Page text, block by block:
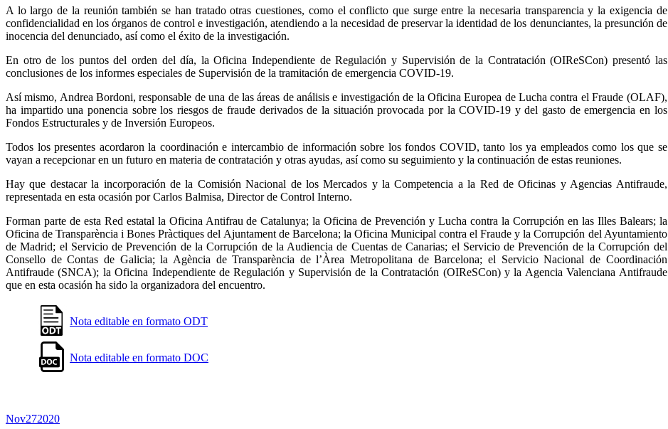
A lo largo de la reunión también se han tratado otras cuestiones, como el conflicto que surge entre la necesaria transparencia y la exigencia de
confidencialidad en los órganos de control e investigación, atendiendo a la necesidad de preservar la identidad de los denunciantes, la presunción de
inocencia del denunciado, así como el éxito de la investigación.
En otro de los puntos del orden del día, la Oficina Independiente de Regulación y Supervisión de la Contratación (OIReSCon) presentó las
conclusiones de los informes especiales de Supervisión de la tramitación de emergencia COVID-19.
Así mismo, Andrea Bordoni, responsable de una de las áreas de análisis e investigación de la Oficina Europea de Lucha contra el Fraude (OLAF),
ha impartido una ponencia sobre los riesgos de fraude derivados de la situación provocada por la COVID-19 y del gasto de emergencia en los
Fondos Estructurales y de Inversión Europeos.
Todos los presentes acordaron la coordinación e intercambio de información sobre los fondos COVID, tanto los ya empleados como los que se
vayan a recepcionar en un futuro en materia de contratación y otras ayudas, así como su seguimiento y la continuación de estas reuniones.
Hay que destacar la incorporación de la Comisión Nacional de los Mercados y la Competencia a la Red de Oficinas y Agencias Antifraude,
representada en esta ocasión por Carlos Balmisa, Director de Control Interno.
Forman parte de esta Red estatal la Oficina Antifrau de Catalunya; la Oficina de Prevención y Lucha contra la Corrupción en las Illes Balears; la
Oficina de Transparència i Bones Pràctiques del Ajuntament de Barcelona; la Oficina Municipal contra el Fraude y la Corrupción del Ayuntamiento
de Madrid; el Servicio de Prevención de la Corrupción de la Audiencia de Cuentas de Canarias; el Servicio de Prevención de la Corrupción del
Consello de Contas de Galicia; la Agència de Transparència de l’Àrea Metropolitana de Barcelona; el Servicio Nacional de Coordinación
Antifraude (SNCA); la Oficina Independiente de Regulación y Supervisión de la Contratación (OIReSCon) y la Agencia Valenciana Antifraude
que en esta ocasión ha sido la organizadora del encuentro.
Nota editable en formato ODT
Nota editable en formato DOC
Nov272020